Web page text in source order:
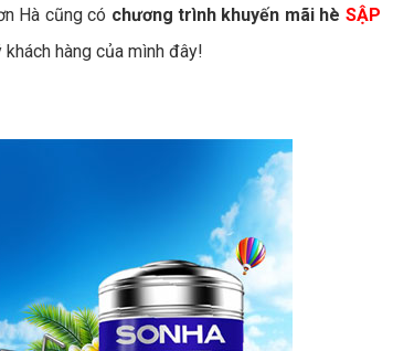
Hà cũng có chương trình khuyến mãi hè SẬP
hàng của mình đây!